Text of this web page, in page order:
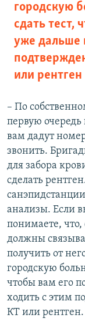
городскую
сдать тест,
уже дальше
или рентген
– По
первую
вам дадут
звонить.
для забора
сделать
анализы. Если
понимаете, что,
должны
получить от
городскую
чтобы вам его
ходить с этим
КТ или рентген.